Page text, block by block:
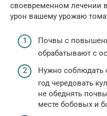
своевременном лечении
урон вашему урожаю
Почвы с
обрабатывают с
Нужно соблюдать
год чередовать
не обеднять
месте бобовых и